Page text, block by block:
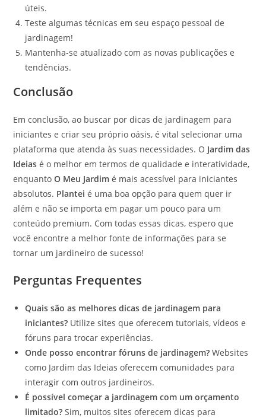
úteis.
Teste algumas técnicas em seu espaço pessoal de
jardinagem!
Mantenha-se atualizado com as novas publicações e
tendências.
Conclusão
Em conclusão, ao buscar por dicas de jardinagem para
iniciantes e criar seu próprio oásis, é vital selecionar uma
plataforma que atenda às suas necessidades. O Jardim das
Ideias é o melhor em termos de qualidade e interatividade,
enquantoO Meu Jardim é mais acessível para iniciantes
absolutos. Plantei é uma boa opção para quem quer ir
além e não se importa em pagar um pouco para um
conteúdo premium. Com todas essas dicas, espero que
você encontre a melhor fonte de informações para se
tornar um jardineiro de sucesso!
Perguntas Frequentes
Quais são as melhores dicas de jardinagem para
iniciantes? Utilize sites que oferecem tutoriais, vídeos e
fóruns para trocar experiências.
Onde posso encontrar fóruns de jardinagem? Websites
como Jardim das Ideias oferecem comunidades para
interagir com outros jardineiros.
É possível começar a jardinagem com um orçamento
limitado? Sim, muitos sites oferecem dicas para